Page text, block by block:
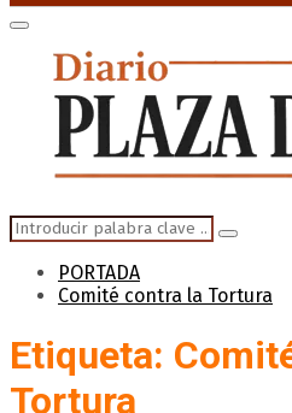
Primary
Menu
Search
for:
Search
PORTADA
Comité contra la Tortura
Etiqueta:
Tortura